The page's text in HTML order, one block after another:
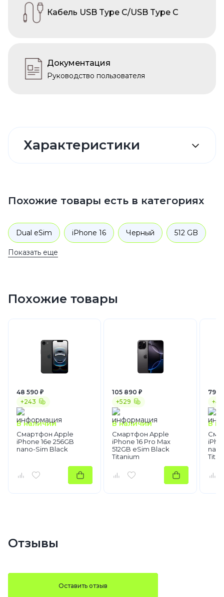
Кабель USB Type C/USB Type C
Документация
Руководство пользователя
Характеристики
Похожие товары есть в категориях
Dual eSim iPhone 16 Черный 512 GB
Черный
Показать еще
Похожие товары
+243
48 590 ₽
В наличии
Смартфон Apple
iPhone 16e 256GB
nano-Sim Black
+529
105 890 ₽
В наличии
Смартфон Apple
iPhone 16 Pro Max
512GB eSim Black
Titanium
79
В
Отзывы
Оставить отзыв